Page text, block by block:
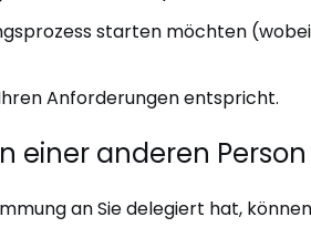
starten möchten
Anforderungen entspricht.
einer anderen
an Sie delegiert hat,